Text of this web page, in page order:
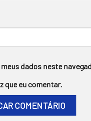
dados neste
que eu comentar.